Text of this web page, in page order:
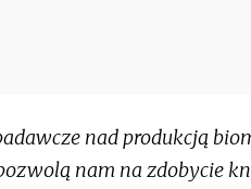
nad produkcją
nam na zdobycie